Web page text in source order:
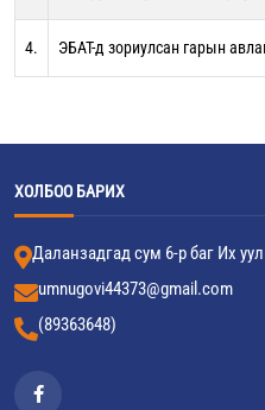
4. ЭБАТ-д зориулсан гарын
ХОЛБОО БАРИХ
Даланзадгад сум 6-р баг Их уул
umnugovi44373@gmail.com
(89363648)